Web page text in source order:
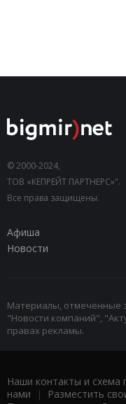
© 2000-2024,
ТОВ «КЕПРЕЙТ ПАРТНЕРС»".
Все права защищены.
Афиша
Новости
Материалы, отмеченные
"Новости компаний",
правах рекламы.
Наши контакты и схема
нами | Разместить